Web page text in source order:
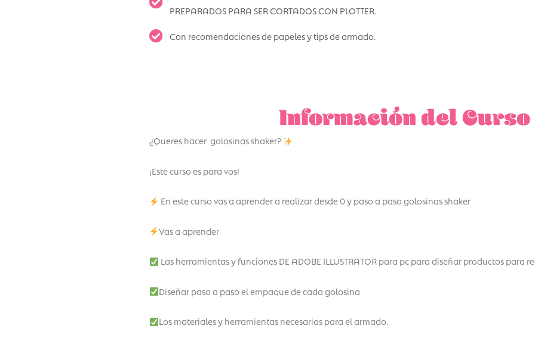
PREPARADOS PARA SER CORTADOS CON PLOTTER.
Con recomendaciones de papeles y tips de armado.
Información del Curso
¿Queres hacer golosinas shaker?
¡Este curso es para vos!
En este curso vas a aprender a realizar desde 0 y paso a paso golosinas shaker
Vas a aprender
Las herramientas y funciones DE ADOBE ILLUSTRATOR para pc para diseñar productos para
Diseñar paso a paso el empaque de cada golosina
Los materiales y herramientas necesarias para el armado.